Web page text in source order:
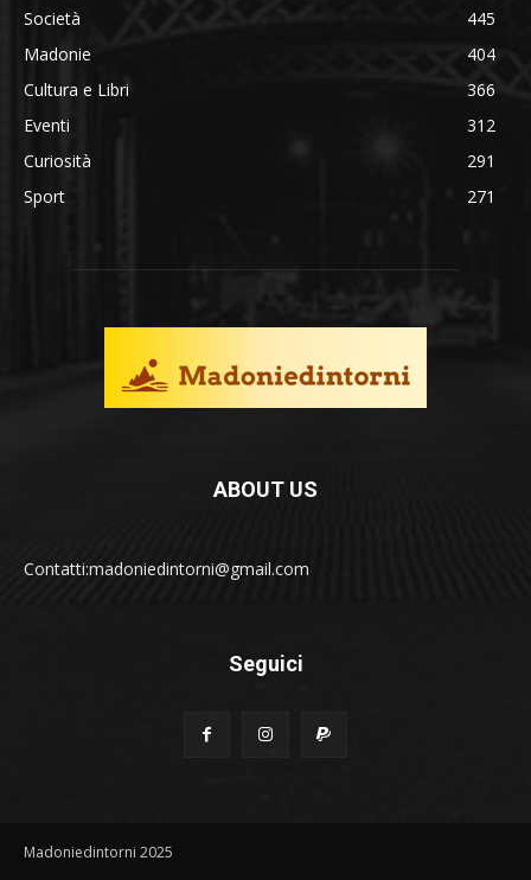
Società
445
Madonie
404
Cultura e Libri
366
Eventi
312
Curiosità
291
Sport
271
ABOUT US
Contatti:madoniedintorni@gmail.com
Seguici
Madoniedintorni 2025